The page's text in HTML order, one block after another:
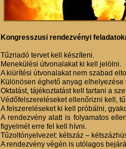
Kongresszusi rendezvényi
Tűzriadó tervet kell készíteni.
Menekülési útvonalakat ki kell jelölni.
A kiürítési útvonalakat nem szabad
Különösen éghető anyag elhelyezése
Oktatást, tájékoztatást kell tartani a
Védőfelszereléseket ellenőrizni kell,
A felszereléseket ki kell próbálni,
A rendezvény alatt is folyamatos
figyelmét erre fel kell hívni.
Tűzoltónyelvezet: kétszáz –
A rendezvény végén is utólagos